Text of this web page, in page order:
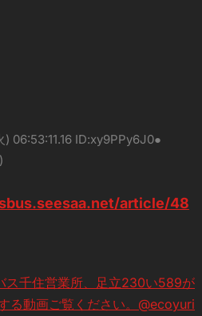
06:53:11.16 ID:xy9PPy6J0●
article/48
ス千住営業所、足立230い589が
る動画ご覧ください。@ecoyuri